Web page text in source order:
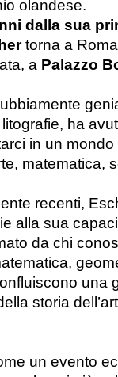
olandese.
dalla sua
torna a
a Palazzo
ha
in un
matematica,
recenti,
alla sua
da chi
una
storia
un evento